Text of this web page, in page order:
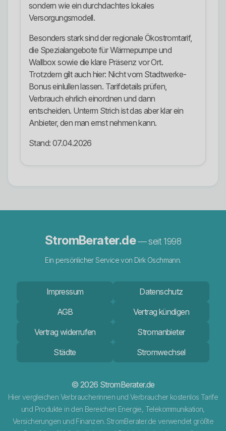
sondern wie ein durchdachtes lokales
Versorgungsmodell.
Besonders stark sind der regionale Ökostromtarif,
die Spezialangebote für Wärmepumpe und
Wallbox sowie die klare Präsenz vor Ort.
Trotzdem gilt auch hier: Nicht vom Stadtwerke-
Bonus einlullen lassen. Tarifdetails prüfen,
Verbrauch ehrlich einordnen und dann
entscheiden. Unterm Strich ist das aber klar ein
Anbieter, den man ernst nehmen kann.
Stand: 07.04.2026
StromBerater.de— seit 1998
Ein persönlicher Service von Dirk Oschmann.
Impressum
Datenschutz
AGB
Vertrag kündigen
Vertrag widerrufen
Stromanbieter
Städte
Stromwechsel
© 2026 StromBerater.de
Hier vergleichen Verbraucherinnen und Verbraucher kostenlos Tarife
und Produkte in den Bereichen Energie, Telekommunikation,
Versicherungen und Finanzen. StromBerater.de verwendet größte